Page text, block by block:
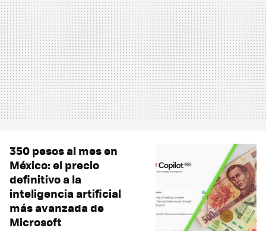
350 pesos al mes en
México: el precio
definitivo a la
inteligencia artificial
más avanzada de
Microsoft